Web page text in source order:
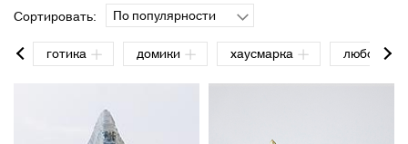
Сортировать: По популярности
готика домики хаусмарка любовь